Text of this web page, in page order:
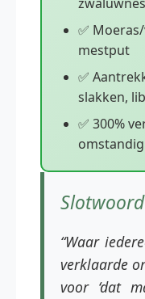
✅
mestput
✅
slakken,
✅ 300%
Slotwoord
“Waar
verklaarde
voor ‘dat